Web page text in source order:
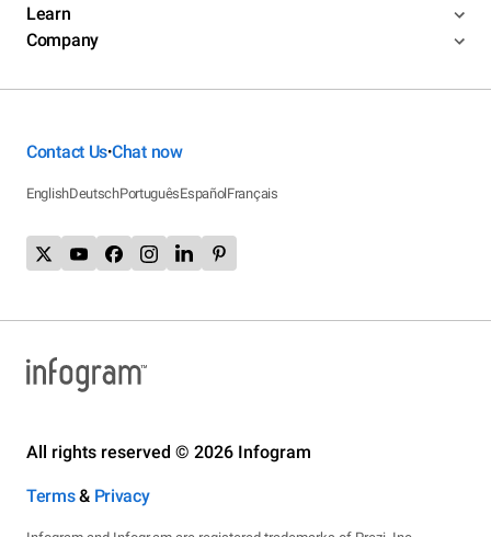
Learn
Company
Contact Us•Chat now
EnglishDeutschPortuguêsEspañolFrançais
All rights reserved © 2026 Infogram
Terms& Privacy